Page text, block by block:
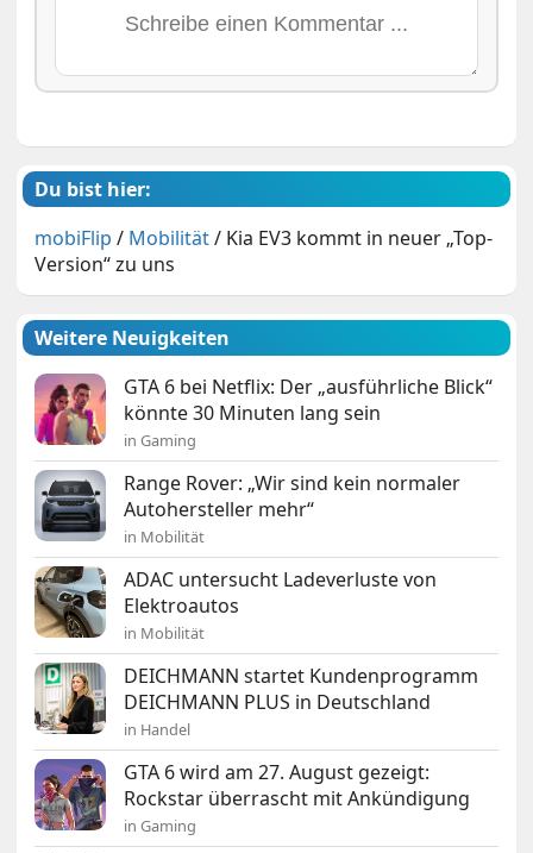
Du bist hier:
mobiFlip / Mobilität/ Kia EV3 kommt in neuer „Top-
Version“ zu uns
Weitere Neuigkeiten
GTA 6 bei Netflix: Der „ausführliche Blick“
könnte 30 Minuten lang sein
in Gaming
Range Rover: „Wir sind kein normaler
Autohersteller mehr“
in Mobilität
ADAC untersucht Ladeverluste von
Elektroautos
in Mobilität
DEICHMANN startet Kundenprogramm
DEICHMANN PLUS in Deutschland
in Handel
GTA 6 wird am 27. August gezeigt:
Rockstar überrascht mit Ankündigung
in Gaming